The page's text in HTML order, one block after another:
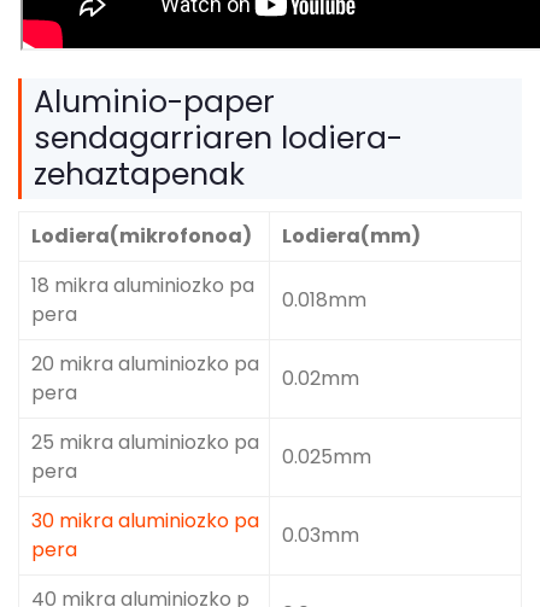
Aluminio-paper
sendagarriaren lodiera-
zehaztapenak
Lodiera(mikrofonoa)
Lodiera(mm)
18 mikra aluminiozko pa
pera
0.018mm
20 mikra aluminiozko pa
pera
0.02mm
25 mikra aluminiozko pa
pera
0.025mm
30 mikra aluminiozko pa
pera
0.03mm
40 mikra aluminiozko p